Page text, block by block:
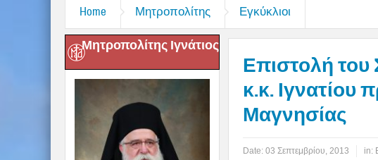
Home Μητροπολίτης Εγκύκλιοι
Μητροπολίτης Ιγνάτιος
Επιστολή του
κ.κ. Ιγνατίου
Μαγνησίας
Date: 03 Σεπτεμβρίου, 2013 in: